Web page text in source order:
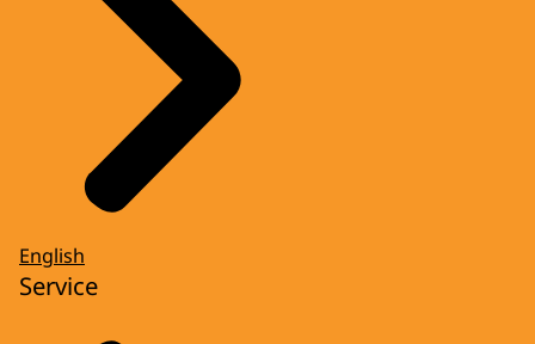
English
Service